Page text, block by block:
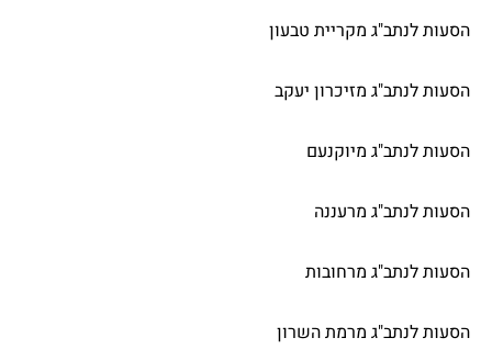
הסעות לנתב"ג מקריית טבעון
הסעות לנתב"ג מזיכרון יעקב
הסעות לנתב"ג מיוקנעם
הסעות לנתב"ג מרעננה
הסעות לנתב"ג מרחובות
הסעות לנתב"ג מרמת השרון